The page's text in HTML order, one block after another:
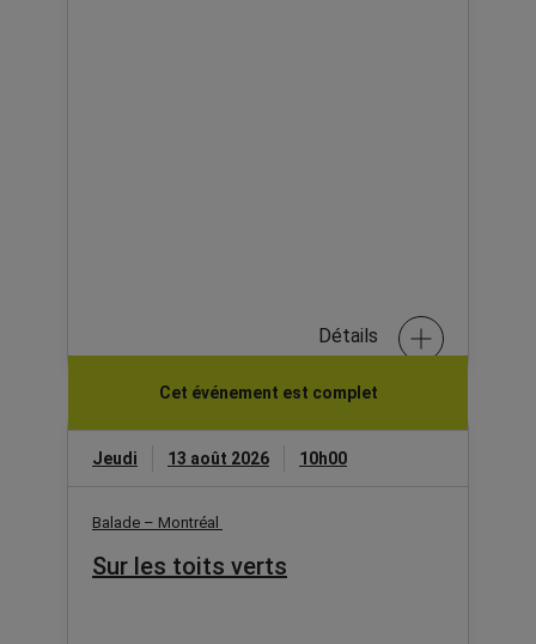
Détails
Cet événement est complet
Jeudi 13 août 2026 10h00
Balade – Montréal
Sur les toits verts